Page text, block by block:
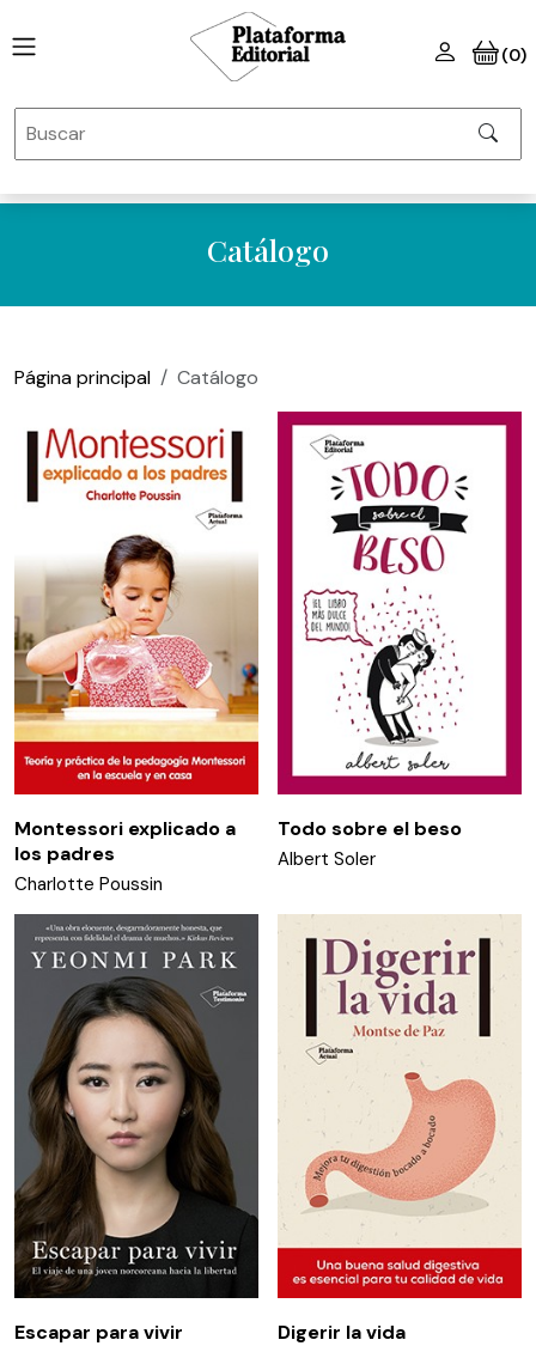
(0)
Catálogo
Página principal Catálogo
Montessori explicado a
los padres
Charlotte Poussin
Todo sobre el beso
Albert Soler
Escapar para vivir Digerir la vida